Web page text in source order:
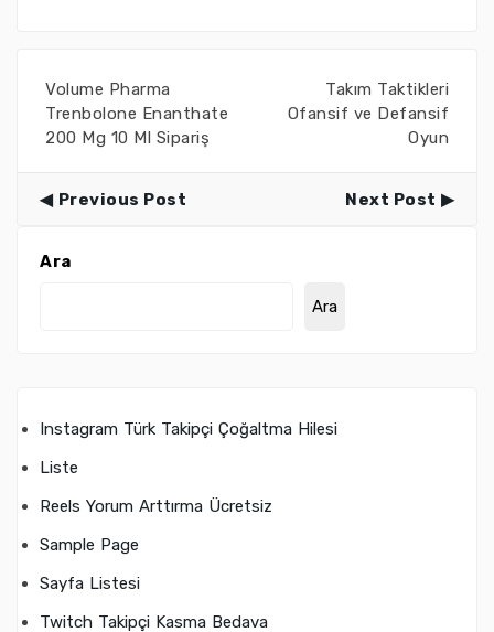
Volume Pharma
Trenbolone Enanthate
200 Mg 10 Ml Sipariş
Takım Taktikleri
Ofansif ve Defansif
Oyun
Previous Post Next Post
Ara
Ara
Instagram Türk Takipçi Çoğaltma Hilesi
Liste
Reels Yorum Arttırma Ücretsiz
Sample Page
Sayfa Listesi
Twitch Takipçi Kasma Bedava